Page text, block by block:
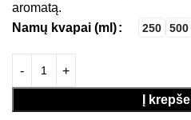
aromatą.
Namų kvapai (ml)
250 500
Į